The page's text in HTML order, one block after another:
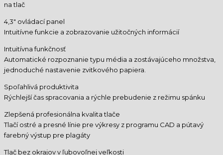
na tlač
4,3″ ovládací panel
Intuitívne funkcie a zobrazovanie užitočných informácií
Intuitívna funkčnosť
Automatické rozpoznanie typu média a zostávajúceho množstva,
jednoduché nastavenie zvitkového papiera.
Spoľahlivá produktivita
Rýchlejší čas spracovania a rýchle prebudenie z režimu spánku
Zlepšená profesionálna kvalita tlače
Tlačí ostré a presné línie pre výkresy z programu CAD a pútavý
farebný výstup pre plagáty
Tlač bez okrajov v ľubovoľnej veľkosti